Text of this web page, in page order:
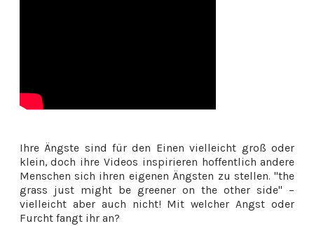
Ihre Ängste sind für den Einen vielleicht groß oder
klein, doch ihre Videos inspirieren hoffentlich andere
Menschen sich ihren eigenen Ängsten zu stellen. "the
grass just might be greener on the other side" –
vielleicht aber auch nicht! Mit welcher Angst oder
Furcht fangt ihr an?